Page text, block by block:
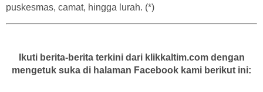
puskesmas, camat, hingga lurah. (*)
Ikuti berita-berita terkini dari klikkaltim.com dengan
mengetuk suka di halaman Facebook kami berikut ini: